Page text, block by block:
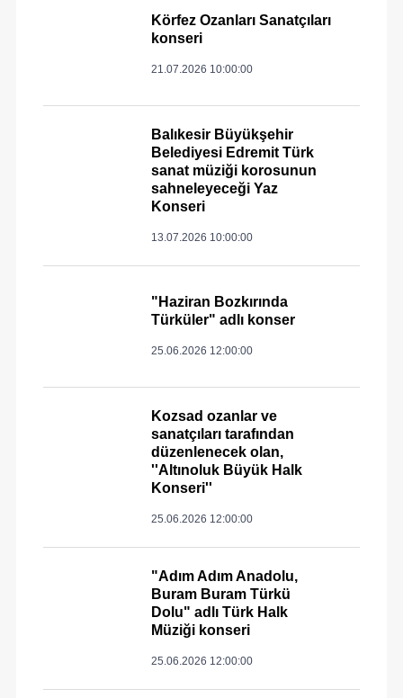
Körfez Ozanları Sanatçıları
konseri
21.07.2026 10:00:00
Balıkesir Büyükşehir
Belediyesi Edremit Türk
sanat müziği korosunun
sahneleyeceği Yaz
Konseri
13.07.2026 10:00:00
"Haziran Bozkırında
Türküler" adlı konser
25.06.2026 12:00:00
Kozsad ozanlar ve
sanatçıları tarafından
düzenlenecek olan,
''Altınoluk Büyük Halk
Konseri''
25.06.2026 12:00:00
"Adım Adım Anadolu,
Buram Buram Türkü
Dolu" adlı Türk Halk
Müziği konseri
25.06.2026 12:00:00